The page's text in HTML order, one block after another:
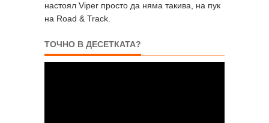
настоял Viper просто да няма такива, на пук
на Road & Track.
ТОЧНО В ДЕСЕТКАТА?